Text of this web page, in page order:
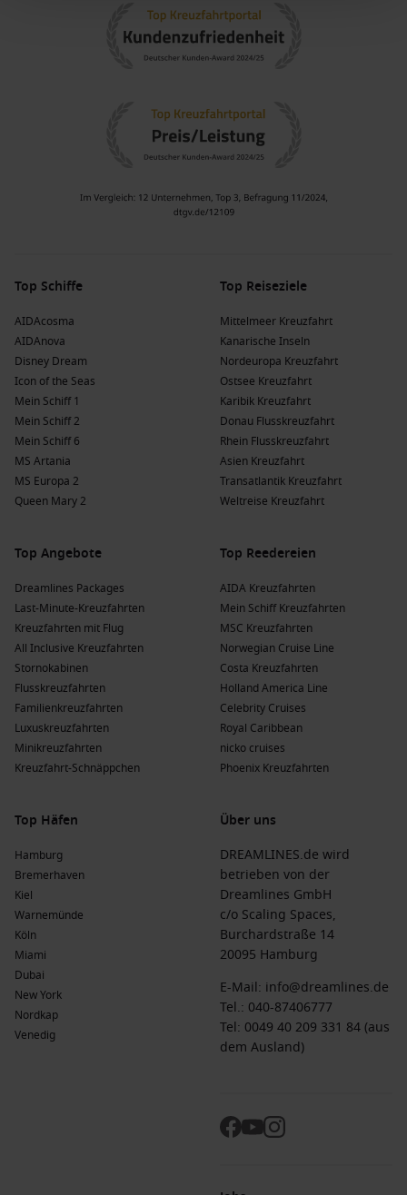
Top Schiffe
AIDAcosma
AIDAnova
Disney Dream
Icon of the Seas
Mein Schiff 1
Mein Schiff 2
Mein Schiff 6
MS Artania
MS Europa 2
Queen Mary 2
Top Reiseziele
Mittelmeer Kreuzfahrt
Kanarische Inseln
Nordeuropa Kreuzfahrt
Ostsee Kreuzfahrt
Karibik Kreuzfahrt
Donau Flusskreuzfahrt
Rhein Flusskreuzfahrt
Asien Kreuzfahrt
Transatlantik Kreuzfahrt
Weltreise Kreuzfahrt
Top Angebote
Dreamlines Packages
Last-Minute-Kreuzfahrten
Kreuzfahrten mit Flug
All Inclusive Kreuzfahrten
Stornokabinen
Flusskreuzfahrten
Familienkreuzfahrten
Luxuskreuzfahrten
Minikreuzfahrten
Kreuzfahrt-Schnäppchen
Top Reedereien
AIDA Kreuzfahrten
Mein Schiff Kreuzfahrten
MSC Kreuzfahrten
Norwegian Cruise Line
Costa Kreuzfahrten
Holland America Line
Celebrity Cruises
Royal Caribbean
nicko cruises
Phoenix Kreuzfahrten
Top Häfen
Hamburg
Bremerhaven
Kiel
Warnemünde
Köln
Miami
Dubai
New York
Nordkap
Venedig
Über uns
DREAMLINES.de wird
betrieben von der
Dreamlines GmbH
c/o Scaling Spaces,
Burchardstraße 14
20095 Hamburg
E-Mail: info@dreamlines.de
Tel.: 040-87406777
Tel: 0049 40 209 331 84 (aus
dem Ausland)